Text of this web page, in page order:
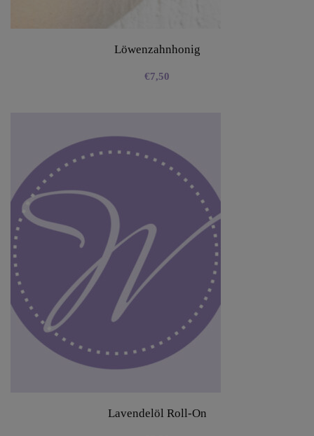
Löwenzahnhonig
€7,50
Lavendelöl Roll-On